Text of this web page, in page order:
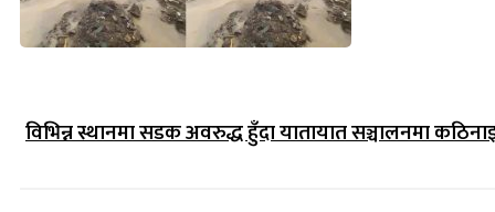
विभिन्न स्थानमा सडक अवरुद्ध हुँदा यातायात सञ्चालनमा